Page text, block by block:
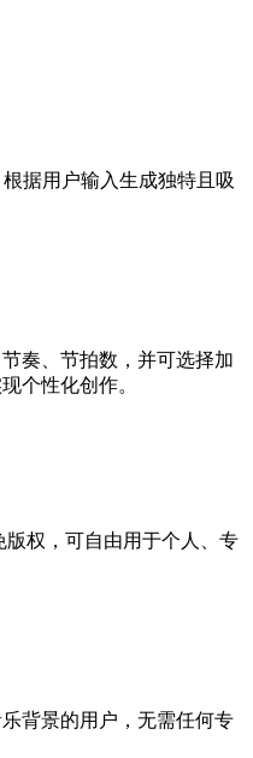
据用户输入生成独特且吸
奏、节拍数，并可选择加
个性化创作。
权，可自由用于个人、专
背景的用户，无需任何专